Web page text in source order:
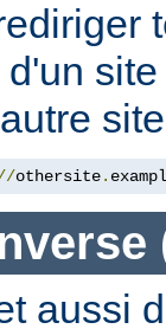
othersite.
aussi